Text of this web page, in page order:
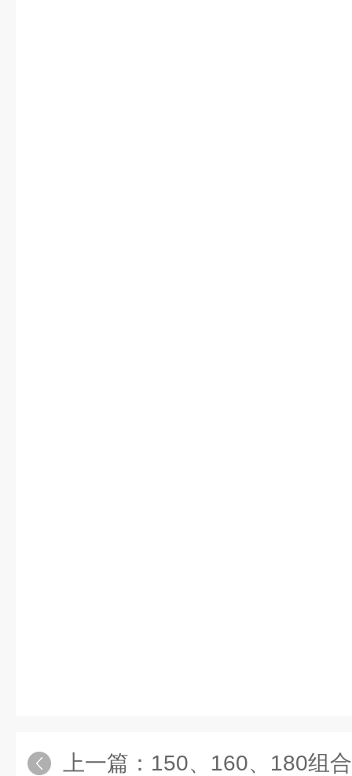
上一篇： 150、160、180组